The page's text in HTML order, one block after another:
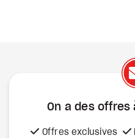
On a des offres
Offres exclusives